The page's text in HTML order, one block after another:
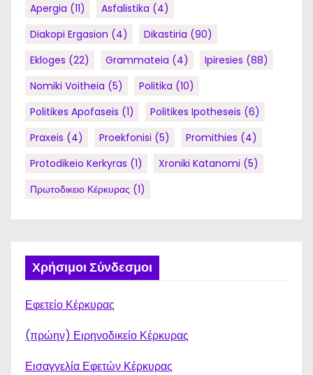
Apergia (11) Asfalistika (4)
Diakopi Ergasion (4) Dikastiria (90)
Ekloges (22) Grammateia (4) Ipiresies (88)
Nomiki Voitheia (5) Politika (10)
Politikes Apofaseis (1) Politikes Ipotheseis (6)
Praxeis (4) Proekfonisi (5) Promithies (4)
Protodikeio Kerkyras (1) Xroniki Katanomi (5)
Πρωτοδικειο Κέρκυρας (1)
Χρήσιμοι Σύνδεσμοι
Εφετείο Κέρκυρας
(πρώην) Ειρηνοδικείο Κέρκυρας
Εισαγγελία Εφετών Κέρκυρας